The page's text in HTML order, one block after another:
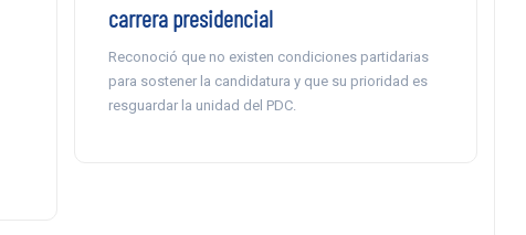
carrera presidencial
Reconoció que no existen condiciones partidarias
para sostener la candidatura y que su prioridad es
resguardar la unidad del PDC.